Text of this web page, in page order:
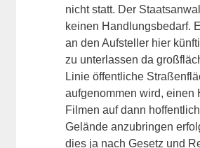
nicht statt. Der
keinen Handlungsbedarf.
an den Aufsteller hier
zu unterlassen da
Linie öffentliche
aufgenommen wird, einen
Filmen auf dann
Gelände anzubringen
dies ja nach Gesetz und